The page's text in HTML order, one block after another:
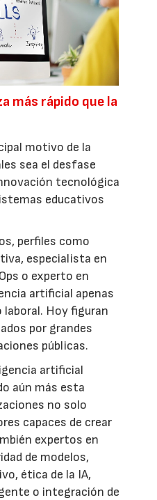
más rápido que la
motivo de la
sea el desfase
tecnológica
educativos
perfiles como
especialista en
o experto en
artificial apenas
Hoy figuran
por grandes
públicas.
artificial
aún más esta
no solo
capaces de crear
expertos en
de modelos,
ética de la IA,
o integración de